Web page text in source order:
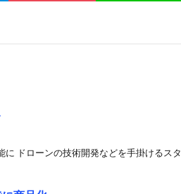
ドローンの技術開発などを手掛けるスタ